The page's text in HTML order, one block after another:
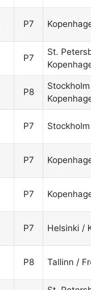
P7
P7
St.
P8
P7
P7
P7
P7 Helsinki /
P8 Tallinn /